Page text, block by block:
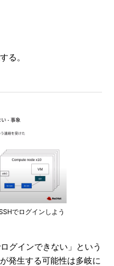
る。
でログインしよう
グインできない」という
発生する可能性は多岐に